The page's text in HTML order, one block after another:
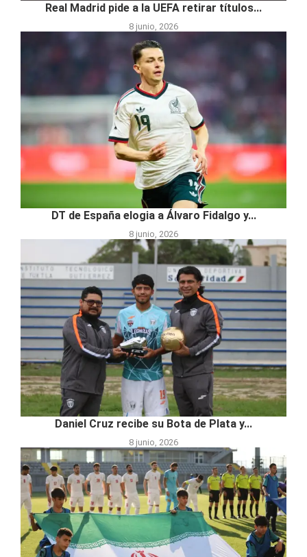
Real Madrid pide a la UEFA retirar títulos...
8 junio, 2026
DT de España elogia a Álvaro Fidalgo y...
8 junio, 2026
Daniel Cruz recibe su Bota de Plata y...
8 junio, 2026